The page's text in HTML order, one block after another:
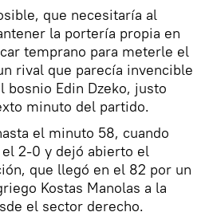
que necesitaría al
la portería propia en
temprano para meterle el
rival que parecía invencible
bosnio Edin Dzeko, justo
minuto del partido.
el minuto 58, cuando
2-0 y dejó abierto el
que llegó en el 82 por un
Kostas Manolas a la
el sector derecho.